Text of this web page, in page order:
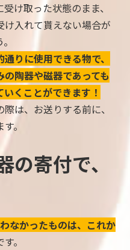
け取った状態のまま、
け入れて貰えない場合が
りに使用できる物で、
陶器や磁器であっても
くことができます！
は、お送りする前に、
。
寄付で、
なかったものは、これか
。